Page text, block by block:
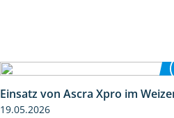
Einsatz von Ascra Xpro im
19.05.2026